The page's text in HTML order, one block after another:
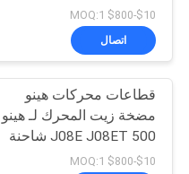
L260-0080S
$10-$800 MOQ:1
اتصال
قطاعات محركات هينو
مضخة زيت المحرك لـ هينو
500 J08E J08ET شاحنة
رينجر رقم OEM 15110-
$10-$800 MOQ:1